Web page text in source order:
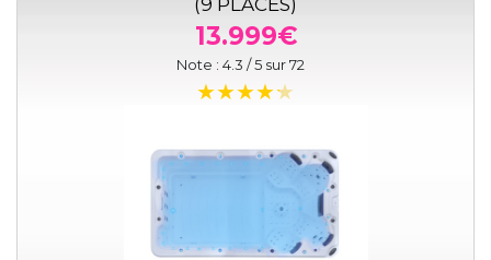
(9 PLACES)
13.999€
Note : 4.3 / 5 sur72